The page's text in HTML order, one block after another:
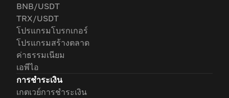
BNB/USDT
TRX/USDT
โปรแกรมโบรกเกอร์
โปรแกรมสร้างตลาด
ค่าธรรมเนียม
เอพีไอ
การชำระเงิน
เกตเวย์การชำระเงิน